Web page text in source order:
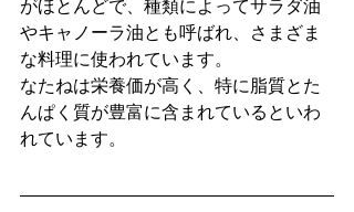
がほとんどで、種類によってサラダ油
やキャノーラ油とも呼ばれ、さまざま
な料理に使われています。
なたねは栄養価が高く、特に脂質とた
んぱく質が豊富に含まれているといわ
れています。